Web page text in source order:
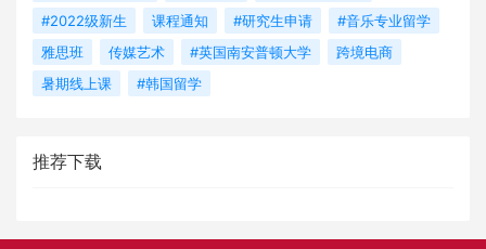
#2022级新生
课程通知 #研究生申请
#音乐专业留学
雅思班
传媒艺术 #英国南安普顿大学
跨境电商
暑期线上课
#韩国留学
推荐下载